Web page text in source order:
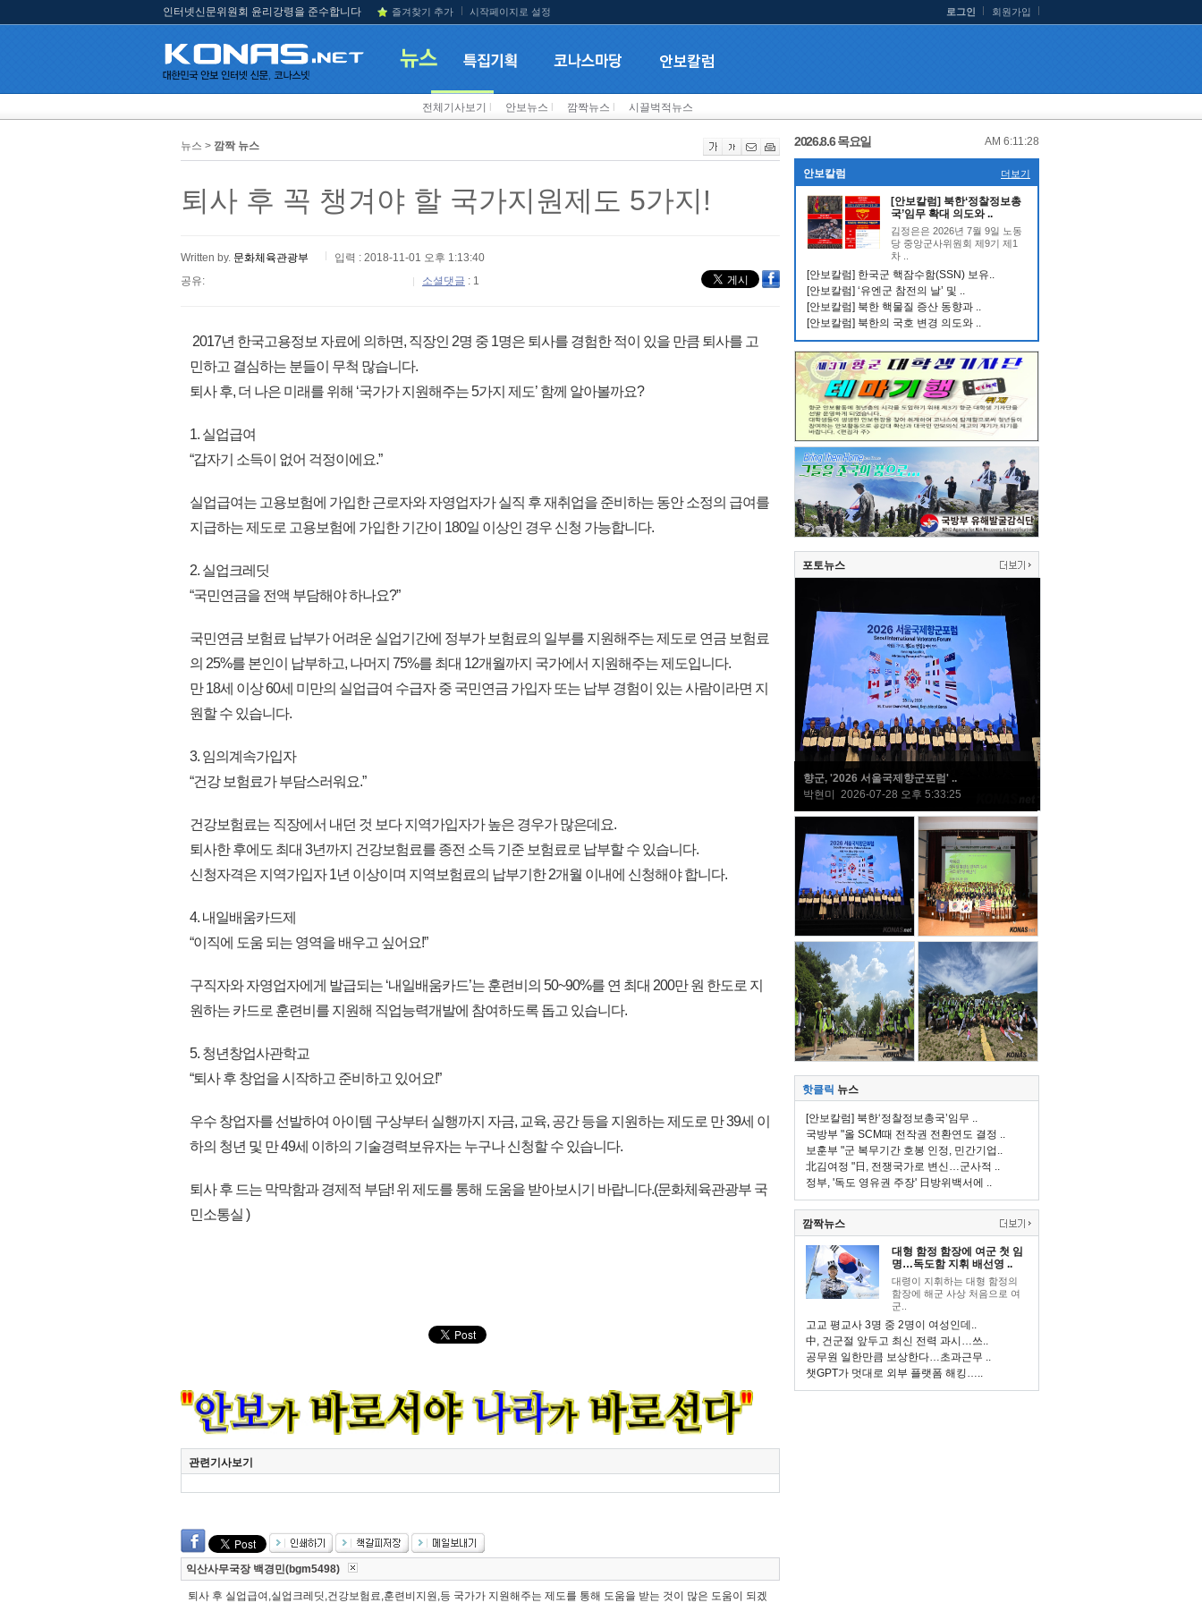
인터넷신문위원회 윤리강령을 준수합니다 즐겨찾기 추가 시작페이지로 설정 로그인 회원가입
전체기사보기 안보뉴스 깜짝뉴스 시끌벅적뉴스
뉴스 > 깜짝 뉴스
퇴사 후 꼭 챙겨야 할 국가지원제도 5가지!
Written by. 문화체육관광부
입력 : 2018-11-01 오후 1:13:40
공유:
소셜댓글 : 1
2017년 한국고용정보 자료에 의하면, 직장인 2명 중 1명은 퇴사를 경험한 적이 있을 만큼 퇴사를 고
민하고 결심하는 분들이 무척 많습니다.
퇴사 후, 더 나은 미래를 위해 ‘국가가 지원해주는 5가지 제도’ 함께 알아볼까요?
1. 실업급여
“갑자기 소득이 없어 걱정이에요.”
실업급여는 고용보험에 가입한 근로자와 자영업자가 실직 후 재취업을 준비하는 동안 소정의 급여를
지급하는 제도로 고용보험에 가입한 기간이 180일 이상인 경우 신청 가능합니다.
2. 실업크레딧
“국민연금을 전액 부담해야 하나요?”
국민연금 보험료 납부가 어려운 실업기간에 정부가 보험료의 일부를 지원해주는 제도로 연금 보험료
의 25%를 본인이 납부하고, 나머지 75%를 최대 12개월까지 국가에서 지원해주는 제도입니다.
만 18세 이상 60세 미만의 실업급여 수급자 중 국민연금 가입자 또는 납부 경험이 있는 사람이라면 지
원할 수 있습니다.
3. 임의계속가입자
“건강 보험료가 부담스러워요.”
건강보험료는 직장에서 내던 것 보다 지역가입자가 높은 경우가 많은데요.
퇴사한 후에도 최대 3년까지 건강보험료를 종전 소득 기준 보험료로 납부할 수 있습니다.
신청자격은 지역가입자 1년 이상이며 지역보험료의 납부기한 2개월 이내에 신청해야 합니다.
4. 내일배움카드제
“이직에 도움 되는 영역을 배우고 싶어요!”
구직자와 자영업자에게 발급되는 ‘내일배움카드’는 훈련비의 50~90%를 연 최대 200만 원 한도로 지
원하는 카드로 훈련비를 지원해 직업능력개발에 참여하도록 돕고 있습니다.
5. 청년창업사관학교
“퇴사 후 창업을 시작하고 준비하고 있어요!”
우수 창업자를 선발하여 아이템 구상부터 실행까지 자금, 교육, 공간 등을 지원하는 제도로 만 39세 이
하의 청년 및 만 49세 이하의 기술경력보유자는 누구나 신청할 수 있습니다.
퇴사 후 드는 막막함과 경제적 부담! 위 제도를 통해 도움을 받아보시기 바랍니다.(문화체육관광부 국
민소통실 )
관련기사보기
익산사무국장 백경민(bgm5498)
퇴사 후 실업급여,실업크레딧,건강보험료,훈련비지원,등 국가가 지원해주는 제도를 통해 도움을 받는 것이 많은 도움이 되겠
2026.8.6 목요일 AM 6:11:28
안보칼럼 더보기
[안보칼럼] 북한‘정찰정보총
국’임무 확대 의도와 ..
김정은은 2026년 7월 9일 노동
당 중앙군사위원회 제9기 제1
차 ..
[안보칼럼] 한국군 핵잠수함(SSN) 보유..
[안보칼럼] ‘유엔군 참전의 날’ 및 ..
[안보칼럼] 북한 핵물질 증산 동향과 ..
[안보칼럼] 북한의 국호 변경 의도와 ..
포토뉴스
향군, '2026 서울국제향군포럼' ..
박현미 2026-07-28 오후 5:33:25
핫클릭 뉴스
[안보칼럼] 북한‘정찰정보총국’임무 ..
국방부 "올 SCM때 전작권 전환연도 결정 ..
보훈부 "군 복무기간 호봉 인정, 민간기업..
北김여정 "日, 전쟁국가로 변신…군사적 ..
정부, '독도 영유권 주장' 日방위백서에 ..
깜짝뉴스
대형 함정 함장에 여군 첫 임
명…독도함 지휘 배선영 ..
대령이 지휘하는 대형 함정의
함장에 해군 사상 처음으로 여
군..
고교 평교사 3명 중 2명이 여성인데..
中, 건군절 앞두고 최신 전력 과시…쓰..
공무원 일한만큼 보상한다…초과근무 ..
챗GPT가 멋대로 외부 플랫폼 해킹…..